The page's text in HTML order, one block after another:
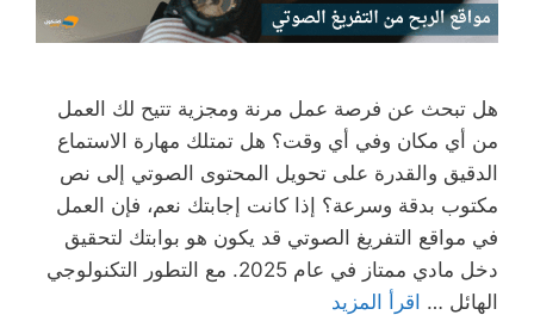
هل تبحث عن فرصة عمل مرنة ومجزية تتيح لك العمل
من أي مكان وفي أي وقت؟ هل تمتلك مهارة الاستماع
الدقيق والقدرة على تحويل المحتوى الصوتي إلى نص
مكتوب بدقة وسرعة؟ إذا كانت إجابتك نعم، فإن العمل
في مواقع التفريغ الصوتي قد يكون هو بوابتك لتحقيق
دخل مادي ممتاز في عام 2025. مع التطور التكنولوجي
الهائل … اقرأ المزيد